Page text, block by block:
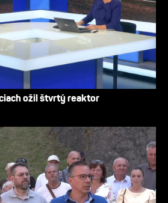
ožil štvrtý reaktor